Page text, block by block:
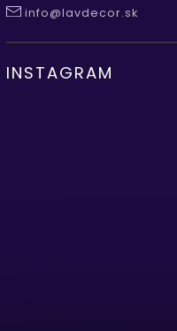
info@lavdecor.sk
INSTAGRAM